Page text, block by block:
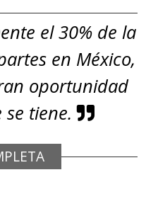
química y
el 30% de la
en México,
oportunidad
se tiene.